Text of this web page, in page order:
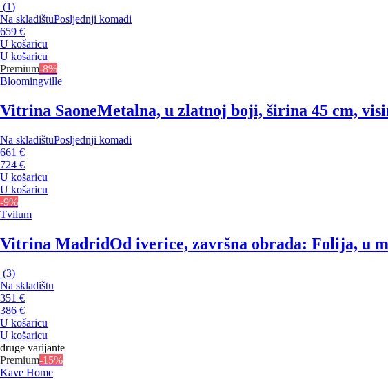
(1)
Na skladištuPosljednji komadi
659 €
U košaricu
U košaricu
Premium-8%
Bloomingville
Vitrina SaoneMetalna, u zlatnoj boji, širina 45 cm,
Na skladištuPosljednji komadi
661 €
724 €
U košaricu
U košaricu
-9%
Tvilum
Vitrina MadridOd iverice, završna obrada: Folija, u
(3)
Na skladištu
351 €
386 €
U košaricu
U košaricu
druge varijante
Premium-15%
Kave Home